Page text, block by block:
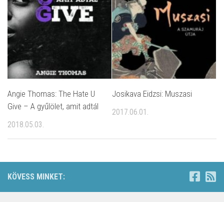
Angie Thomas: The Hate U
Give – A gyűlölet, amit adtál
2018.05.03.
Josikava Eidzsi: Muszasi
2017.06.01.
KÖVESS MINKET: